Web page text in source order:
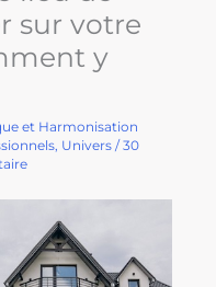
sur votre
y
et Harmonisation
, Univers /30